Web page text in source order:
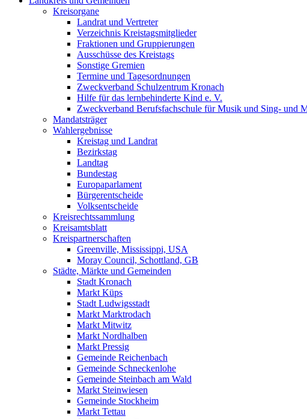
Kreisorgane
Landrat und Vertreter
Verzeichnis Kreistagsmitglieder
Fraktionen und Gruppierungen
Ausschüsse des Kreistags
Sonstige Gremien
Termine und Tagesordnungen
Zweckverband Schulzentrum Kronach
Hilfe für das lernbehinderte Kind e. V.
Zweckverband Berufsfachschule für Musik und Sing- und
Mandatsträger
Wahlergebnisse
Kreistag und Landrat
Bezirkstag
Landtag
Bundestag
Europaparlament
Bürgerentscheide
Volksentscheide
Kreisrechtssammlung
Kreisamtsblatt
Kreispartnerschaften
Greenville, Mississippi, USA
Moray Council, Schottland, GB
Städte, Märkte und Gemeinden
Stadt Kronach
Markt Küps
Stadt Ludwigsstadt
Markt Marktrodach
Markt Mitwitz
Markt Nordhalben
Markt Pressig
Gemeinde Reichenbach
Gemeinde Schneckenlohe
Gemeinde Steinbach am Wald
Markt Steinwiesen
Gemeinde Stockheim
Markt Tettau